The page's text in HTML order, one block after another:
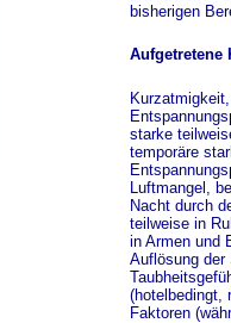
bisherigen
Aufgetretene
starke
temporäre
Luftmangel,
Nacht durch
teilweise in
in Armen und
Auflösung der
(hotelbedingt,
Faktoren